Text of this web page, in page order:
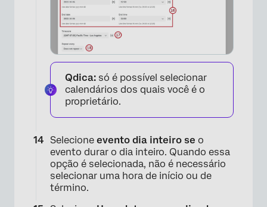
Qdica: só é possível selecionar
calendários dos quais você é o
proprietário.
Selecione evento dia inteiro se o
evento durar o dia inteiro. Quando essa
opção é selecionada, não é necessário
selecionar uma hora de início ou de
término.